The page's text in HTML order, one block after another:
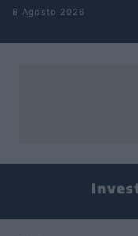
Salta al contenuto
8 Agosto 2026